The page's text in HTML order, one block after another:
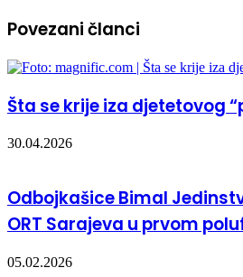
Povezani članci
Šta se krije iza djetetovog
30.04.2026
Odbojkašice Bimal
ORT Sarajeva u prvom
05.02.2026